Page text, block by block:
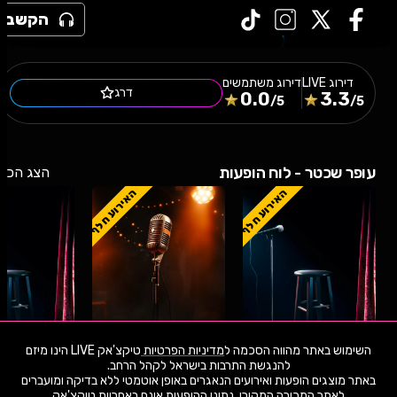
השימוש באתר מהווה הסכמה למדיניות הפרטיות
טיקצ'אק LIVE הינו מיזם
באתר מוצגים הופעות ואירועים הנאגרים באופן אוטמטי ללא בדיקה ומועברים
הקשב
דירוג
3.3/5
דירוג משתמשים
0.0/5
דרג
עופר שכטר - לוח הופעות הצג הכל
האירוע חלף
08.8.26
האירוע חלף
שלישי 13.6.26